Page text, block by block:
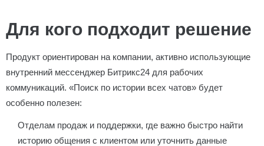
Для кого подходит решение
Продукт ориентирован на компании, активно использующие
внутренний мессенджер Битрикс24 для рабочих
коммуникаций. «Поиск по истории всех чатов» будет
особенно полезен:
Отделам продаж и поддержки, где важно быстро найти
историю общения с клиентом или уточнить данные